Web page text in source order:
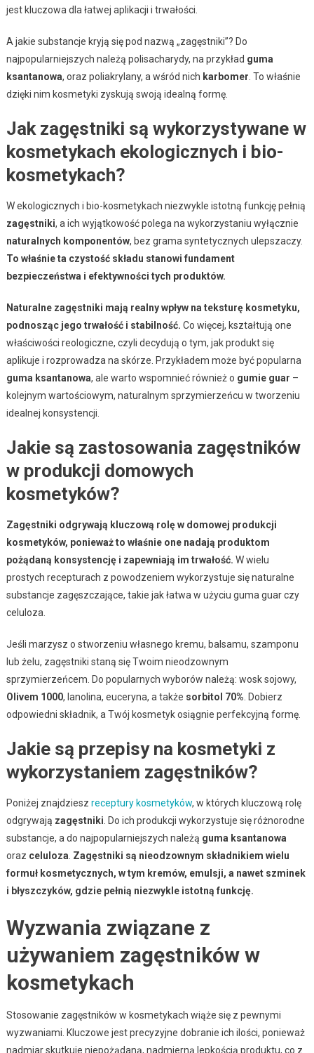
jest kluczowa dla łatwej aplikacji i trwałości.
A jakie substancje kryją się pod nazwą „zagęstniki”? Do
najpopularniejszych należą polisacharydy, na przykład guma
ksantanowa, oraz poliakrylany, a wśród nich karbomer . To właśnie
dzięki nim kosmetyki zyskują swoją idealną formę.
Jak zagęstniki są wykorzystywane w
kosmetykach ekologicznych i bio-
kosmetykach?
W ekologicznych i bio-kosmetykach niezwykle istotną funkcję pełnią
zagęstniki, a ich wyjątkowość polega na wykorzystaniu wyłącznie
naturalnych komponentów, bez grama syntetycznych ulepszaczy.
To właśnie ta czystość składu stanowi fundament
bezpieczeństwa i efektywności tych produktów.
Naturalne zagęstniki mają realny wpływ na teksturę kosmetyku,
podnosząc jego trwałość i stabilność. Co więcej, kształtują one
właściwości reologiczne, czyli decydują o tym, jak produkt się
aplikuje i rozprowadza na skórze. Przykładem może być popularna
guma ksantanowa, ale warto wspomnieć również o gumie guar –
kolejnym wartościowym, naturalnym sprzymierzeńcu w tworzeniu
idealnej konsystencji.
Jakie są zastosowania zagęstników
w produkcji domowych
kosmetyków?
Zagęstniki odgrywają kluczową rolę w domowej produkcji
kosmetyków, ponieważ to właśnie one nadają produktom
pożądaną konsystencję i zapewniają im trwałość. W wielu
prostych recepturach z powodzeniem wykorzystuje się naturalne
substancje zagęszczające, takie jak łatwa w użyciu guma guar czy
celuloza.
Jeśli marzysz o stworzeniu własnego kremu, balsamu, szamponu
lub żelu, zagęstniki staną się Twoim nieodzownym
sprzymierzeńcem. Do popularnych wyborów należą: wosk sojowy,
Olivem 1000, lanolina, euceryna, a także sorbitol 70% . Dobierz
odpowiedni składnik, a Twój kosmetyk osiągnie perfekcyjną formę.
Jakie są przepisy na kosmetyki z
wykorzystaniem zagęstników?
Poniżej znajdziesz receptury kosmetyków, w których kluczową rolę
odgrywają zagęstniki . Do ich produkcji wykorzystuje się różnorodne
substancje, a do najpopularniejszych należą guma ksantanowa
oraz celuloza Zagęstniki są nieodzownym składnikiem wielu
formuł kosmetycznych, w tym kremów, emulsji, a nawet szminek
i błyszczyków, gdzie pełnią niezwykle istotną funkcję.
Wyzwania związane z
używaniem zagęstników w
kosmetykach
Stosowanie zagęstników w kosmetykach wiąże się z pewnymi
wyzwaniami. Kluczowe jest precyzyjne dobranie ich ilości, ponieważ
nadmiar skutkuje niepożądaną, nadmierną lepkością produktu, co z